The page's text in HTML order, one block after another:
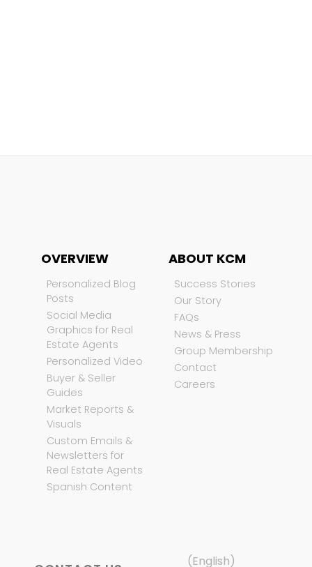
OVERVIEW
Personalized Blog
Posts
Social Media
Graphics for Real
Estate Agents
Personalized Video
Buyer & Seller
Guides
Market Reports &
Visuals
Custom Emails &
Newsletters for
Real Estate Agents
Spanish Content
ABOUT KCM
Success Stories
Our Story
FAQs
News & Press
Group Membership
Contact
Careers
(English)